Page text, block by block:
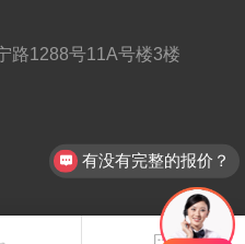
路1288号11A号楼3楼
业有限公司
有没有完整的报价？